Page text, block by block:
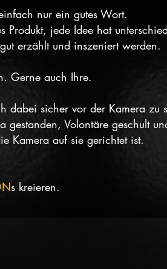
nur ein gutes Wort.
jede Idee hat
erzählt und inszeniert werden.
Gerne auch Ihre.
dabei sicher vor der Kamera zu
gestanden, Volontäre geschult
Kamera auf sie gerichtet ist.
s kreieren.